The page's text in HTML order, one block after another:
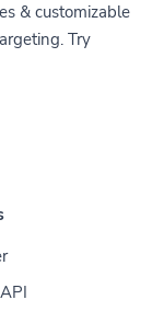
& customizable
Try